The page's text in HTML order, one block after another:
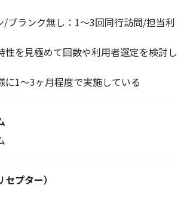
/ブランク無し：1～3回同行訪問/担当利
を見極めて回数や利用者選定を検討し
1～3ヶ月程度で実施している
セプター）